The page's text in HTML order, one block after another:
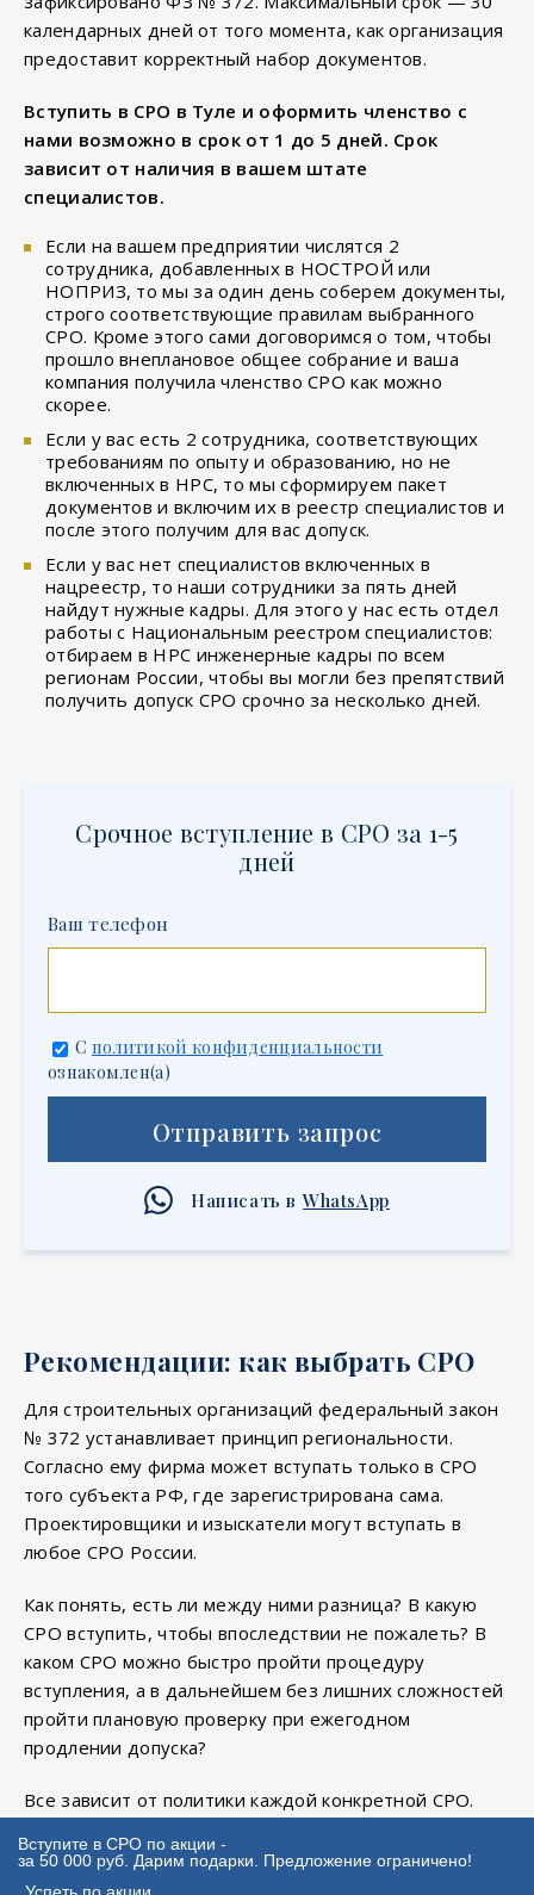
Вступите в СРО по акции -
за 50 000 руб. Дарим подарки. Предложение ограничено!
календарных дней от того момента, как организация
предоставит корректный набор документов.
Вступить в СРО в Туле и оформить членство с
нами возможно в срок от 1 до 5 дней. Срок
зависит от наличия в вашем штате
специалистов.
Если на вашем предприятии числятся 2
сотрудника, добавленных в НОСТРОЙ или
НОПРИЗ, то мы за один день соберем документы,
строго соответствующие правилам выбранного
СРО. Кроме этого сами договоримся о том, чтобы
прошло внеплановое общее собрание и ваша
компания получила членство СРО как можно
скорее.
Если у вас есть 2 сотрудника, соответствующих
требованиям по опыту и образованию, но не
включенных в НРС, то мы сформируем пакет
документов и включим их в реестр специалистов и
после этого получим для вас допуск.
Если у вас нет специалистов включенных в
нацреестр, то наши сотрудники за пять дней
найдут нужные кадры. Для этого у нас есть отдел
работы с Национальным реестром специалистов:
отбираем в НРС инженерные кадры по всем
регионам России, чтобы вы могли без препятствий
получить допуск СРО срочно за несколько дней.
Срочное вступление в СРО за 1-5
дней
Ваш телефон
С политикой конфиденциальности
ознакомлен(а)
Отправить запрос
Написать в WhatsApp
Рекомендации: как выбрать СРО
Для строительных организаций федеральный закон
№ 372 устанавливает принцип региональности.
Согласно ему фирма может вступать только в СРО
того субъекта РФ, где зарегистрирована сама.
Проектировщики и изыскатели могут вступать в
любое СРО России.
Как понять, есть ли между ними разница? В какую
СРО вступить, чтобы впоследствии не пожалеть? В
каком СРО можно быстро пройти процедуру
вступления, а в дальнейшем без лишних сложностей
пройти плановую проверку при ежегодном
продлении допуска?
Все зависит от политики каждой конкретной СРО.
эксперты. Каждый день к нам поступает множество
допусков для наших клиентов из центральной